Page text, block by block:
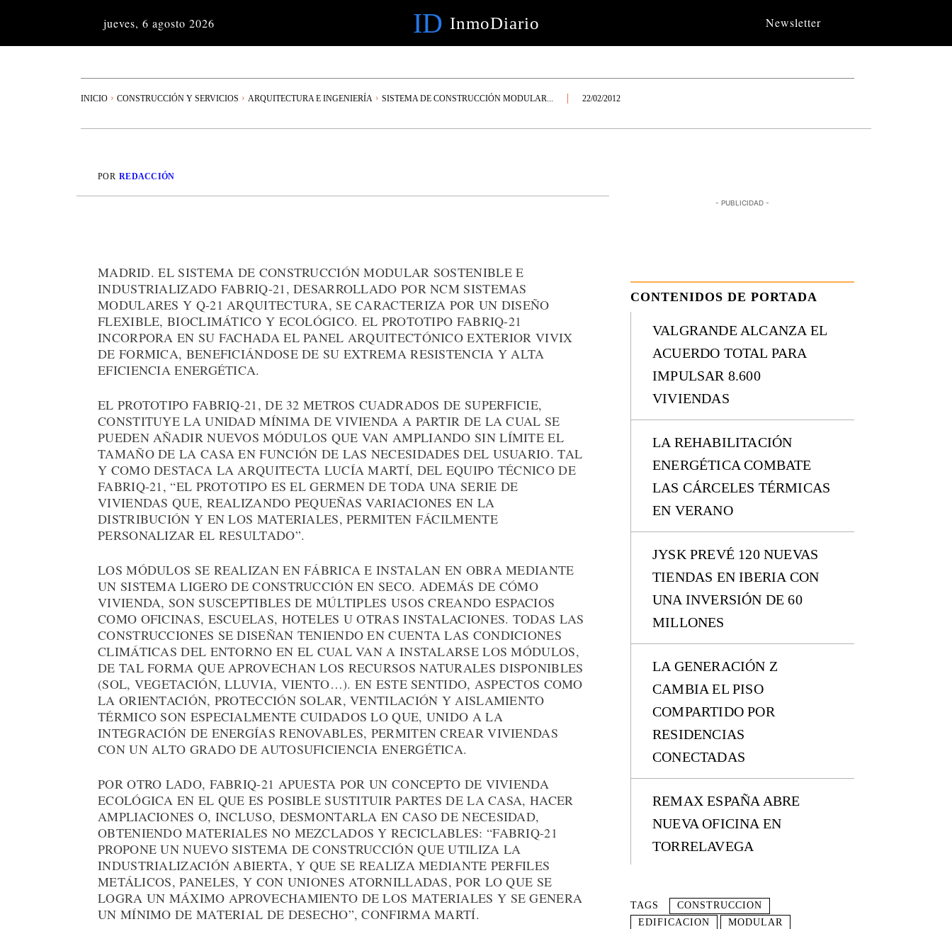
jueves, 6 agosto 2026 ID InmoDiario Newsletter
INICIO CONSTRUCCIÓN Y SERVICIOS ARQUITECTURA E INGENIERÍA SISTEMA DE CONSTRUCCIÓN MODULAR... 22/02/2012
POR REDACCIÓN
MADRID. EL SISTEMA DE CONSTRUCCIÓN MODULAR SOSTENIBLE E
INDUSTRIALIZADO FABRIQ-21, DESARROLLADO POR NCM SISTEMAS
MODULARES Y Q-21 ARQUITECTURA, SE CARACTERIZA POR UN DISEÑO
FLEXIBLE, BIOCLIMÁTICO Y ECOLÓGICO. EL PROTOTIPO FABRIQ-21
INCORPORA EN SU FACHADA EL PANEL ARQUITECTÓNICO EXTERIOR VIVIX
DE FORMICA, BENEFICIÁNDOSE DE SU EXTREMA RESISTENCIA Y ALTA
EFICIENCIA ENERGÉTICA.
EL PROTOTIPO FABRIQ-21, DE 32 METROS CUADRADOS DE SUPERFICIE,
CONSTITUYE LA UNIDAD MÍNIMA DE VIVIENDA A PARTIR DE LA CUAL SE
PUEDEN AÑADIR NUEVOS MÓDULOS QUE VAN AMPLIANDO SIN LÍMITE EL
TAMAÑO DE LA CASA EN FUNCIÓN DE LAS NECESIDADES DEL USUARIO. TAL
Y COMO DESTACA LA ARQUITECTA LUCÍA MARTÍ, DEL EQUIPO TÉCNICO DE
FABRIQ-21, “EL PROTOTIPO ES EL GERMEN DE TODA UNA SERIE DE
VIVIENDAS QUE, REALIZANDO PEQUEÑAS VARIACIONES EN LA
DISTRIBUCIÓN Y EN LOS MATERIALES, PERMITEN FÁCILMENTE
PERSONALIZAR EL RESULTADO”.
LOS MÓDULOS SE REALIZAN EN FÁBRICA E INSTALAN EN OBRA MEDIANTE
UN SISTEMA LIGERO DE CONSTRUCCIÓN EN SECO. ADEMÁS DE CÓMO
VIVIENDA, SON SUSCEPTIBLES DE MÚLTIPLES USOS CREANDO ESPACIOS
COMO OFICINAS, ESCUELAS, HOTELES U OTRAS INSTALACIONES. TODAS LAS
CONSTRUCCIONES SE DISEÑAN TENIENDO EN CUENTA LAS CONDICIONES
CLIMÁTICAS DEL ENTORNO EN EL CUAL VAN A INSTALARSE LOS MÓDULOS,
DE TAL FORMA QUE APROVECHAN LOS RECURSOS NATURALES DISPONIBLES
(SOL, VEGETACIÓN, LLUVIA, VIENTO…). EN ESTE SENTIDO, ASPECTOS COMO
LA ORIENTACIÓN, PROTECCIÓN SOLAR, VENTILACIÓN Y AISLAMIENTO
TÉRMICO SON ESPECIALMENTE CUIDADOS LO QUE, UNIDO A LA
INTEGRACIÓN DE ENERGÍAS RENOVABLES, PERMITEN CREAR VIVIENDAS
CON UN ALTO GRADO DE AUTOSUFICIENCIA ENERGÉTICA.
POR OTRO LADO, FABRIQ-21 APUESTA POR UN CONCEPTO DE VIVIENDA
ECOLÓGICA EN EL QUE ES POSIBLE SUSTITUIR PARTES DE LA CASA, HACER
AMPLIACIONES O, INCLUSO, DESMONTARLA EN CASO DE NECESIDAD,
OBTENIENDO MATERIALES NO MEZCLADOS Y RECICLABLES: “FABRIQ-21
PROPONE UN NUEVO SISTEMA DE CONSTRUCCIÓN QUE UTILIZA LA
INDUSTRIALIZACIÓN ABIERTA, Y QUE SE REALIZA MEDIANTE PERFILES
METÁLICOS, PANELES, Y CON UNIONES ATORNILLADAS, POR LO QUE SE
LOGRA UN MÁXIMO APROVECHAMIENTO DE LOS MATERIALES Y SE GENERA
UN MÍNIMO DE MATERIAL DE DESECHO”, CONFIRMA MARTÍ.
- PUBLICIDAD -
CONTENIDOS DE PORTADA
VALGRANDE ALCANZA EL
ACUERDO TOTAL PARA
IMPULSAR 8.600
VIVIENDAS
LA REHABILITACIÓN
ENERGÉTICA COMBATE
LAS CÁRCELES TÉRMICAS
EN VERANO
JYSK PREVÉ 120 NUEVAS
TIENDAS EN IBERIA CON
UNA INVERSIÓN DE 60
MILLONES
LA GENERACIÓN Z
CAMBIA EL PISO
COMPARTIDO POR
RESIDENCIAS
CONECTADAS
REMAX ESPAÑA ABRE
NUEVA OFICINA EN
TORRELAVEGA
TAGS
CONSTRUCCION
EDIFICACION
MODULAR